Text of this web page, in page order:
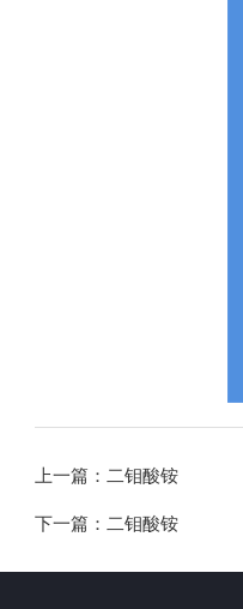
上一篇： 二钼酸铵
下一篇： 二钼酸铵